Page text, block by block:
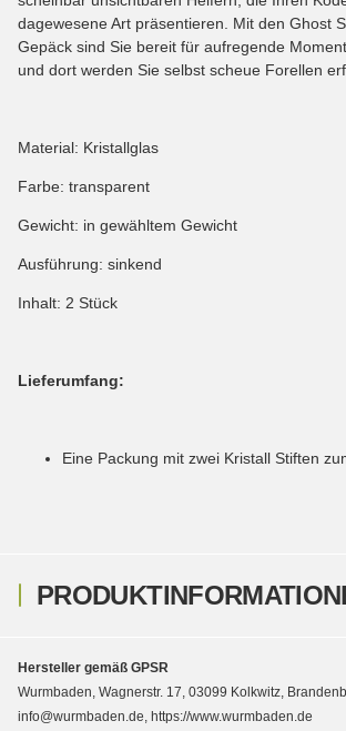
dagewesene Art präsentieren. Mit den Ghost
Gepäck sind Sie bereit für aufregende
und dort werden Sie selbst scheue Forellen
Material: Kristallglas
Farbe: transparent
Gewicht: in gewähltem Gewicht
Ausführung: sinkend
Inhalt: 2 Stück
Lieferumfang:
Eine Packung mit zwei Kristall Stiften
Hersteller gemäß GPSR
Wurmbaden, Wagnerstr. 17, 03099 Kolkwitz,
info@wurmbaden.de, https://www.wurmbaden.de